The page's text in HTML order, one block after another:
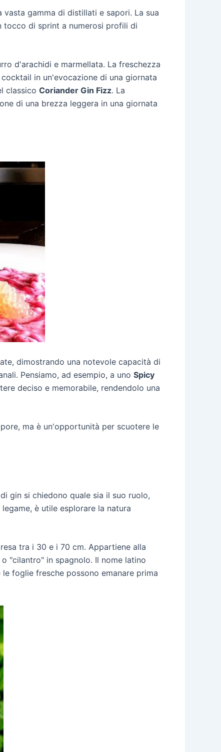
gamma di distillati e sapori. La sua
tocco di sprint a numerosi profili di
d'arachidi e marmellata. La freschezza
in un'evocazione di una giornata
classico Coriander Gin Fizz. La
di una brezza leggera in una giornata
dimostrando una notevole capacità di
Pensiamo, ad esempio, a uno Spicy
deciso e memorabile, rendendolo una
ma è un'opportunità per scuotere le
gin si chiedono quale sia il suo ruolo,
è utile esplorare la natura
tra i 30 e i 70 cm. Appartiene alla
"cilantro" in spagnolo. Il nome latino
foglie fresche possono emanare prima